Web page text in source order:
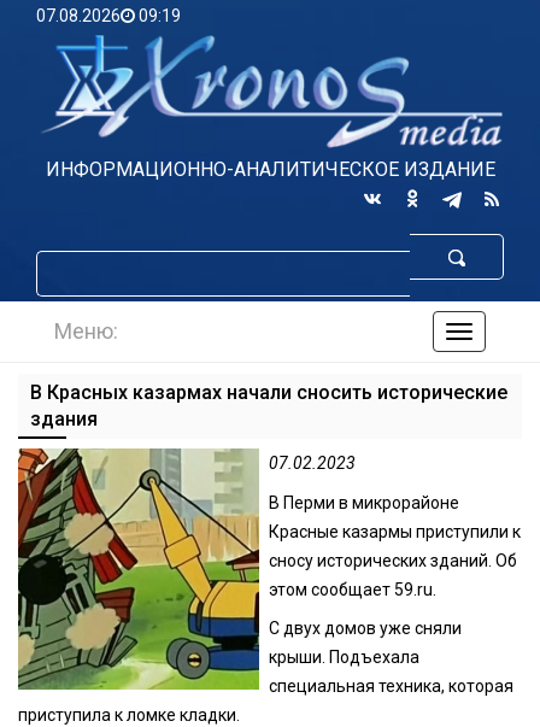
07.08.2026 09:19
ИНФОРМАЦИОННО-АНАЛИТИЧЕСКОЕ ИЗДАНИЕ
по
Меню:
В Красных казармах начали сносить исторические
здания
07.02.2023
В Перми в микрорайоне
Красные казармы приступили к
сносу исторических зданий. Об
этом сообщает 59.ru.
С двух домов уже сняли
крыши. Подъехала
специальная техника, которая
приступила к ломке кладки.